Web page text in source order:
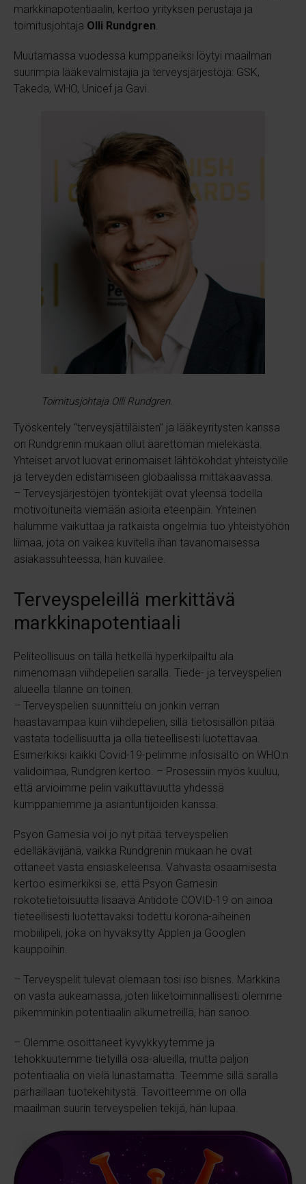
markkinapotentiaalin, kertoo yrityksen perustaja ja
toimitusjohtaja Olli Rundgren.
Muutamassa vuodessa kumppaneiksi löytyi maailman
suurimpia lääkevalmistajia ja terveysjärjestöjä: GSK,
Takeda, WHO, Unicef ja Gavi.
Toimitusjohtaja Olli Rundgren.
Työskentely “terveysjättiläisten” ja lääkeyritysten kanssa
on Rundgrenin mukaan ollut äärettömän mielekästä.
Yhteiset arvot luovat erinomaiset lähtökohdat yhteistyölle
ja terveyden edistämiseen globaalissa mittakaavassa.
– Terveysjärjestöjen työntekijät ovat yleensä todella
motivoituneita viemään asioita eteenpäin. Yhteinen
halumme vaikuttaa ja ratkaista ongelmia tuo yhteistyöhön
liimaa, jota on vaikea kuvitella ihan tavanomaisessa
asiakassuhteessa, hän kuvailee.
Terveyspeleillä merkittävä
markkinapotentiaali
Peliteollisuus on tällä hetkellä hyperkilpailtu ala
nimenomaan viihdepelien saralla. Tiede- ja terveyspelien
alueella tilanne on toinen.
– Terveyspelien suunnittelu on jonkin verran
haastavampaa kuin viihdepelien, sillä tietosisällön pitää
vastata todellisuutta ja olla tieteellisesti luotettavaa.
Esimerkiksi kaikki Covid-19-pelimme infosisältö on WHO:n
validoimaa, Rundgren kertoo. – Prosessiin myös kuuluu,
että arvioimme pelin vaikuttavuutta yhdessä
kumppaniemme ja asiantuntijoiden kanssa.
Psyon Gamesia voi jo nyt pitää terveyspelien
edelläkävijänä, vaikka Rundgrenin mukaan he ovat
ottaneet vasta ensiaskeleensa. Vahvasta osaamisesta
kertoo esimerkiksi se, että Psyon Gamesin
rokotetietoisuutta lisäävä Antidote COVID-19 on ainoa
tieteellisesti luotettavaksi todettu korona-aiheinen
mobiilipeli, joka on hyväksytty Applen ja Googlen
kauppoihin.
– Terveyspelit tulevat olemaan tosi iso bisnes. Markkina
on vasta aukeamassa, joten liiketoiminnallisesti olemme
pikemminkin potentiaalin alkumetreillä, hän sanoo.
– Olemme osoittaneet kyvykkyytemme ja
tehokkuutemme tietyillä osa-alueilla, mutta paljon
potentiaalia on vielä lunastamatta. Teemme sillä saralla
parhaillaan tuotekehitystä. Tavoitteemme on olla
maailman suurin terveyspelien tekijä, hän lupaa.